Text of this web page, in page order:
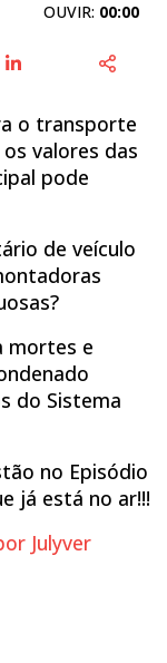
OUVIR: 00:00
o transporte
valores das
pode
de veículo
mortes e
do Sistema
no Episódio
já está no ar!!!
Julyver